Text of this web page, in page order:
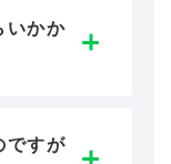
いかか
ですが